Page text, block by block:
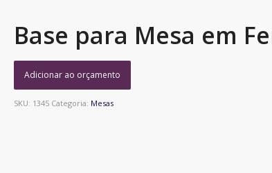
Base para Mesa em
Adicionar ao orçamento
SKU: 1345 Categoria: Mesas